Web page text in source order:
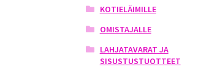
KOTIELÄIMILLE
OMISTAJALLE
LAHJATAVARAT JA
SISUSTUSTUOTTEET